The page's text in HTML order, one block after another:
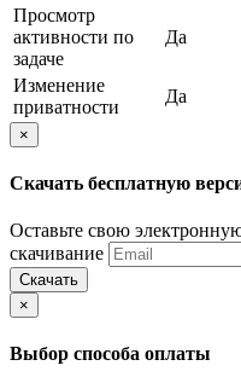
Просмотр
активности по
задаче
Да
Изменение
приватности
Да
×
Скачать бесплатную
Оставьте свою
скачивание
Скачать
×
Выбор способа оплаты